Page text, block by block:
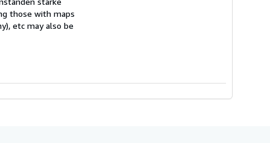
those with maps
etc may also be